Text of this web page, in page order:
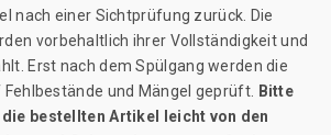
nach einer Sichtprüfung zurück. Die
vorbehaltlich ihrer Vollständigkeit und
Erst nach dem Spülgang werden die
und Mängel geprüft.
Bitte
die bestellten Artikel leicht von den